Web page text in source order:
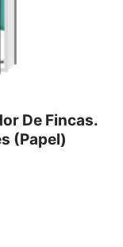
De Fincas.
(Papel)